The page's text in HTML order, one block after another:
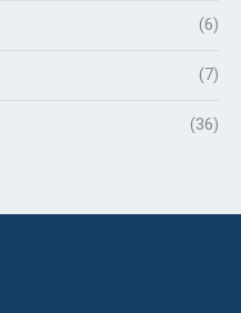
(6)
(7)
(36)